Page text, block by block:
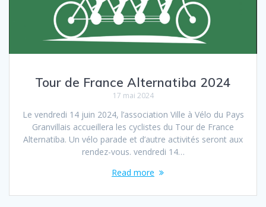
Tour de France Alternatiba 2024
17 mai 2024
Le vendredi 14 juin 2024, l’association Ville à Vélo du Pays
Granvillais accueillera les cyclistes du Tour de France
Alternatiba. Un vélo parade et d’autre activités seront aux
rendez-vous. vendredi 14…
Read more